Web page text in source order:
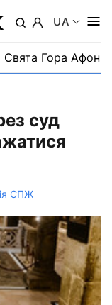
UA
Свята Гора Афон
суд
СПЖ